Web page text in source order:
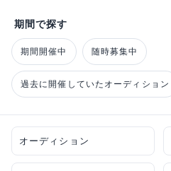
期間で探す
期間開催中 随時募集中
過去に開催していたオーディション
オーディション